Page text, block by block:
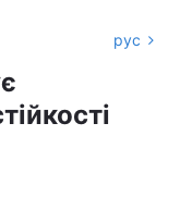
рус